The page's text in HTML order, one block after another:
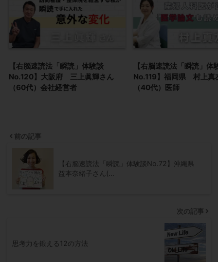
【右脳速読法「瞬読」体験談
No.120】大阪府 三上眞輝さん
（60代）会社経営者
【右脳速読法「瞬読」体
No.119】福岡県 村上真
（40代）医師
前の記事
【右脳速読法「瞬読」体験談No.72】沖縄県
益本奈緒子さん(…
次の記事
思考力を鍛える12の方法